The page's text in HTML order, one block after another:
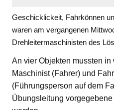
Geschicklickeit, Fahrkönnen
waren am vergangenen
Drehleitermaschinisten des
An vier Objekten mussten
Maschinist (Fahrer) und
(Führungsperson auf dem
Übungsleitung